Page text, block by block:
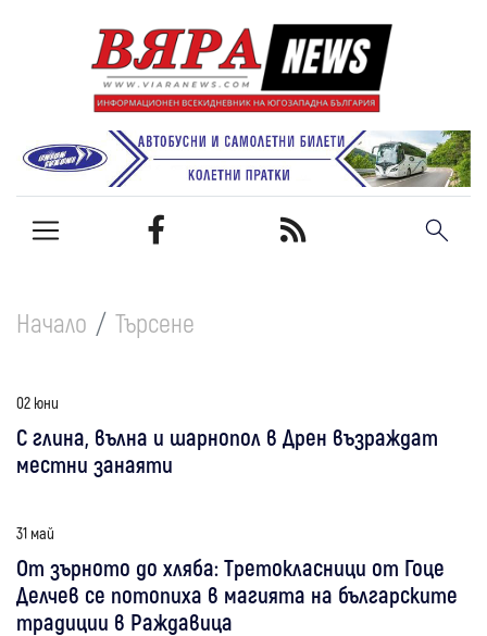
Начало Търсене
02 юни
С глина, вълна и шарнопол в Дрен възраждат
местни занаяти
31 май
От зърното до хляба: Третокласници от Гоце
Делчев се потопиха в магията на българските
традиции в Раждавица